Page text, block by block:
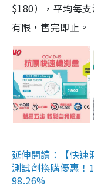
$180），平均每
有限，售完即止。
延伸閱讀：【快速
測試劑換購優惠！
98.26%